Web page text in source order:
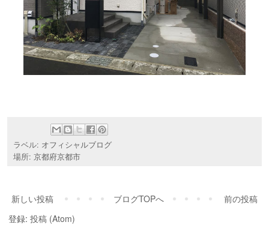
ラベル: オフィシャルブログ
場所: 京都府京都市
新しい投稿 前の投稿
ブログTOPへ
登録: 投稿 (Atom)